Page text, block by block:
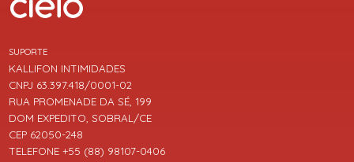
SUPORTE
KALLIFON INTIMIDADES
CNPJ 63.397.418/0001-02
RUA PROMENADE DA SÉ, 199
DOM EXPEDITO, SOBRAL/CE
CEP 62050-248
TELEFONE +55 (88) 98107-0406